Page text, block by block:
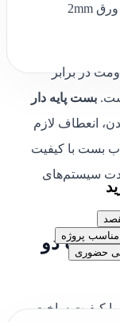
ورق 2mm
در برابر
بست پایه دار
انعطاف لازم
بست با کیفیت
سیستم‌های
بست دو
با کیفیت ساخت
مناسب پروژه
حضوری